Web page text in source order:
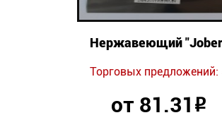
Нержавеющий
Торговых предложений:
от 81.31 Р